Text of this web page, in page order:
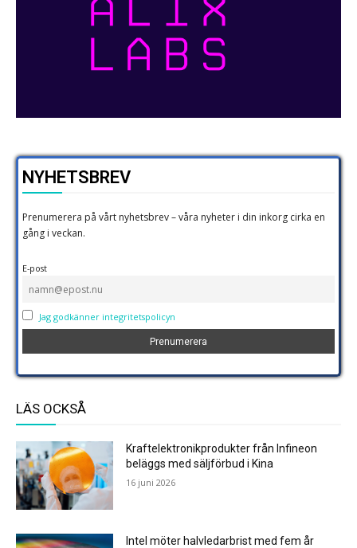
NYHETSBREV
Prenumerera på vårt nyhetsbrev – våra nyheter i din inkorg cirka en
gång i veckan.
E-post
Jag godkänner integritetspolicyn
LÄS OCKSÅ
Kraftelektronikprodukter från Infineon
beläggs med säljförbud i Kina
16 juni 2026
Intel möter halvledarbrist med fem år